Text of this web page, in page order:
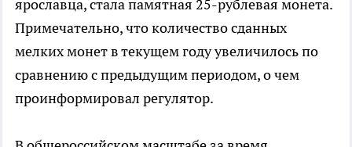
ярославца, стала памятная 25-рублевая монета.
Примечательно, что количество сданных
мелких монет в текущем году увеличилось по
сравнению с предыдущим периодом, о чем
проинформировал регулятор.